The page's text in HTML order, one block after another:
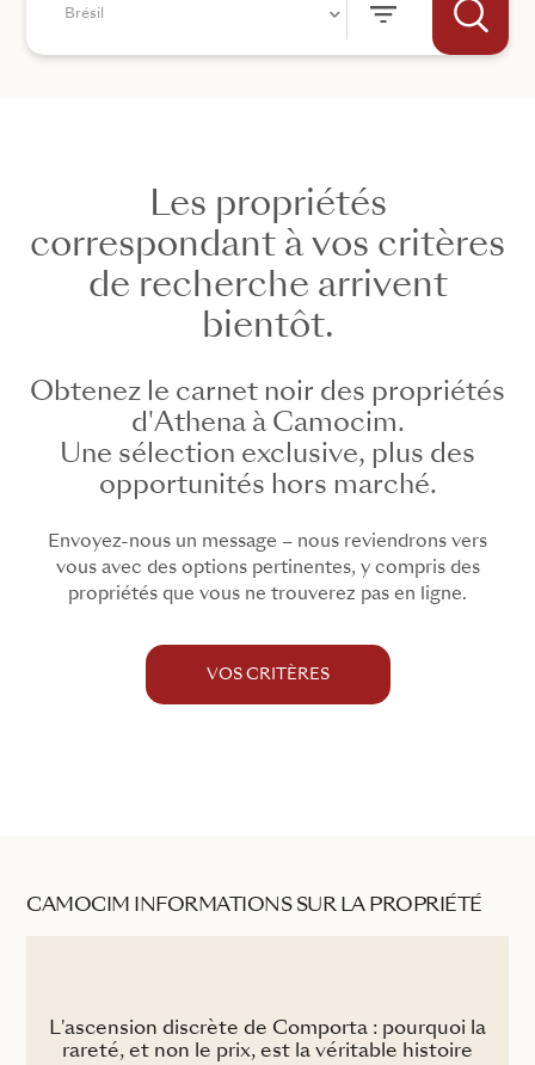
+44
ENVOYER
Brésil
Les propriétés
correspondant à vos critères
de recherche arrivent
bientôt.
Obtenez le carnet noir des propriétés
d'Athena à Camocim.
Une sélection exclusive, plus des
opportunités hors marché.
Envoyez-nous un message – nous reviendrons vers
vous avec des options pertinentes, y compris des
propriétés que vous ne trouverez pas en ligne.
VOS CRITÈRES
CAMOCIM INFORMATIONS SUR LA PROPRIÉTÉ
L'ascension discrète de Comporta : pourquoi la
rareté, et non le prix, est la véritable histoire